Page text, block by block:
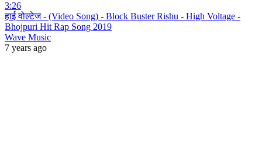
3:26
हाई वोल्टेज - (Video Song) - Block Buster Rishu - High Voltage -
Bhojpuri Hit Rap Song 2019
Wave Music
7 years ago